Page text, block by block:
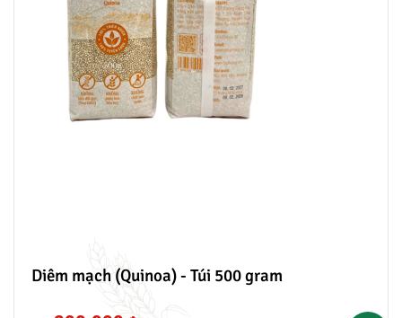
Diêm mạch (Quinoa) - Túi 500 gram